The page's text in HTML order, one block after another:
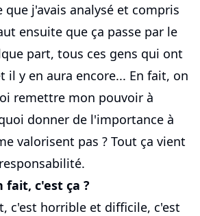
j'avais analysé et compris
ensuite que ça passe par le
part, tous ces gens qui ont
il y en aura encore... En fait, on
remettre mon pouvoir à
donner de l'importance à
valorisent pas ? Tout ça vient
fait, c'est ça ?
c'est horrible et difficile, c'est